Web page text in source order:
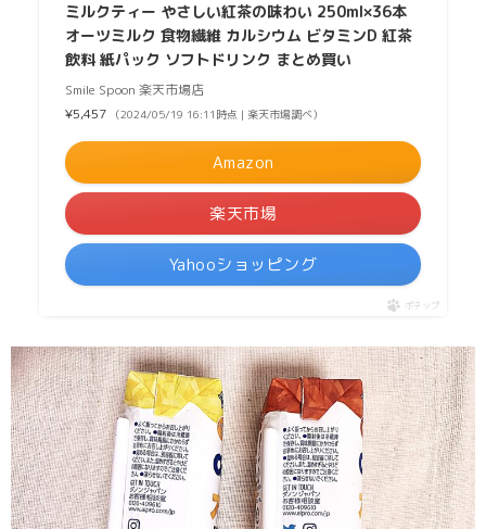
ミルクティー やさしい紅茶の味わい 250ml×36本
オーツミルク 食物繊維 カルシウム ビタミンD 紅茶
飲料 紙パック ソフトドリンク まとめ買い
Smile Spoon 楽天市場店
¥5,457
（2024/05/19 16:11時点 | 楽天市場調べ）
Amazon
楽天市場
Yahooショッピング
ポチップ